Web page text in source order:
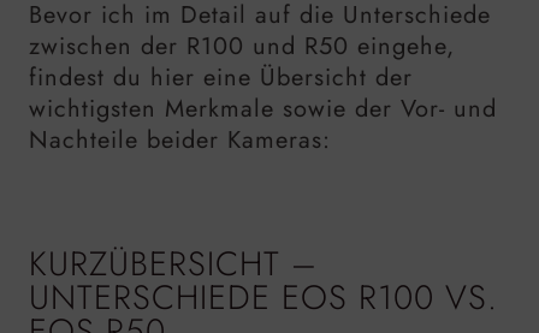
Bevor ich im Detail auf die Unterschiede
zwischen der R100 und R50 eingehe,
findest du hier eine Übersicht der
wichtigsten Merkmale sowie der Vor- und
Nachteile beider Kameras:
KURZÜBERSICHT –
UNTERSCHIEDE EOS R100 VS.